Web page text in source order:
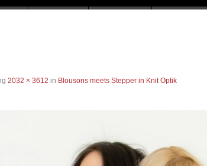
2032 × 3612 in Blousons meets Stepper in Knit Optik